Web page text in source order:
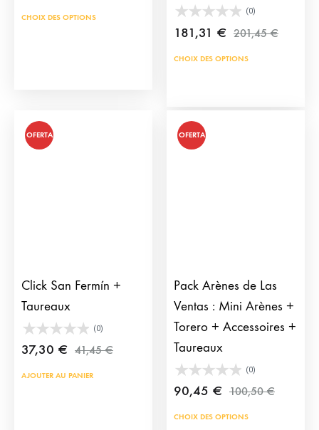
CHOIX DES OPTIONS
(0)
181,31 € 201,45€
CHOIX DES OPTIONS
OFERTA
Click San Fermín +
Taureaux
(0)
37,30 € 41,45€
AJOUTER AU PANIER
OFERTA
Pack Arènes de Las
Ventas : Mini Arènes +
Torero + Accessoires +
Taureaux
(0)
90,45 € 100,50€
CHOIX DES OPTIONS